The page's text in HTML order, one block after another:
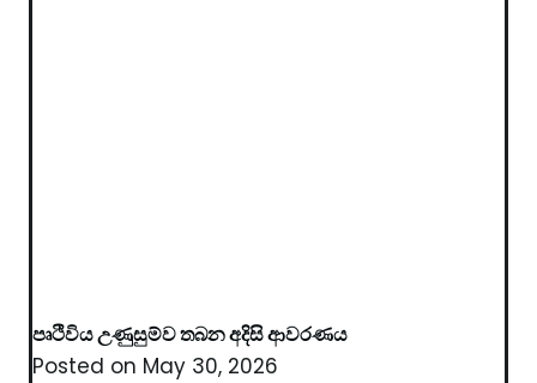
පෘථිවිය උණුසුම්ව තබන අදිසි ආවරණය
Posted on May 30, 2026